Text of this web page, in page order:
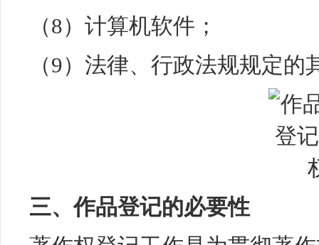
（8）计算机软件；
（9）法律、行政法规规定的
三、作品登记的必要性